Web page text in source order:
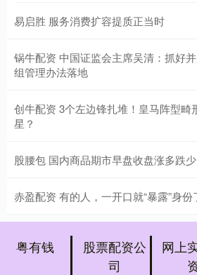
易启胜 服务消费扩容提质正当时
锅牛配资 中国证监会主席吴清：抓好
组管理办法落地
创牛配资 3个左边锋扎堆！皇马阵型畸
星？
股腰包 国内商品期市早盘收盘涨多跌
赤盈配资 有的人，一开口就“暴露”身份
粤有钱
股票配资公
司
网上